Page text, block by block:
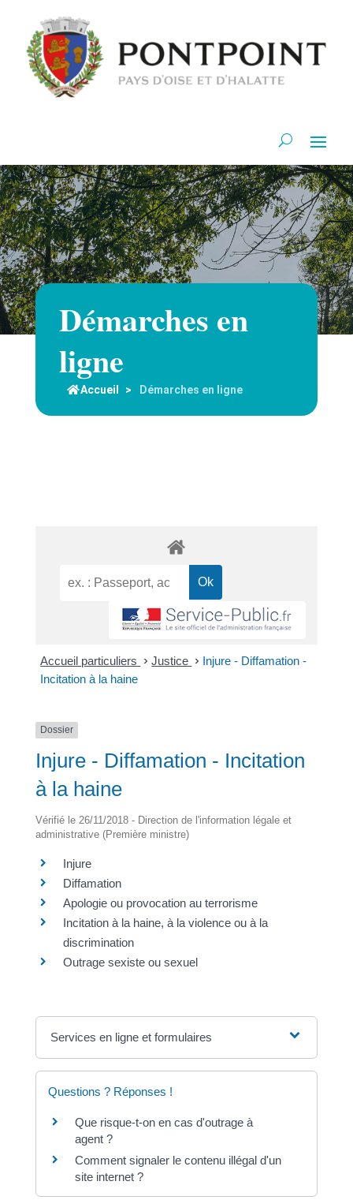
Démarches en
ligne
Accueil > Démarches en ligne
Accueil particuliers > Justice > Injure - Diffamation -
Incitation à la haine
Dossier
Injure - Diffamation - Incitation
à la haine
Vérifié le 26/11/2018 - Direction de l'information légale et
administrative (Première ministre)
Injure
Diffamation
Apologie ou provocation au terrorisme
Incitation à la haine, à la violence ou à la
discrimination
Outrage sexiste ou sexuel
Services en ligne et formulaires
Questions ? Réponses !
Que risque-t-on en cas d'outrage à
agent ?
Comment signaler le contenu illégal d'un
site internet ?